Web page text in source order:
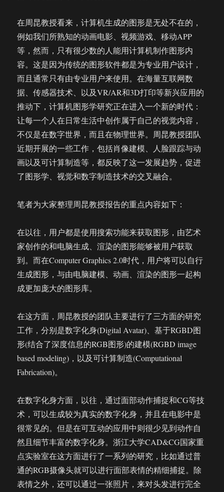
在周昆教授看来，计算机生成的图形是无处不在的，
例如我们所熟知的动画电影、视频游戏、移动APP
等，然而，只有很少数的人能用计算机制作图形内
容。这是因为传统的图形软件都是为专业用户设计，
而且通常只有由专业用户来使用。在海量互联网数
据、传感器技术、以及VR/AR和3D打印等新兴应用的
推动下，计算机图形学研究正在进入一个新的时代：
让每一个人在日常生活中创作属于自己的视觉内容，
不仅是在数字世界，而且在物理世界。周昆教授团队
近期开展的一些工作，包括肖像建模、人脸跟踪与动
画以及可计算制造等，都反映了这一发展趋势，促进
了图形学、视觉和数字制造技术的交叉融合。
笔者为大家整理周昆教授报告的重点内容如下：
在以往，用户都是使用搜索功能来获取图形，由艺术
家创作的和电脑生成、渲染的图形能够被用户获取
到。而在Computer Graphics 2.0时代，用户将可以自行
生成图形，与由电脑建模、动画、渲染的图形一起构
成更加庞大的图形库。
在这方面，周昆教授的团队主要进行了三方面的研究
工作，分别是数字化身(Digital Avatar)、基于RGBD图
形(结合了深度信息的RGB图形)的建模(RGBD image
based modeling)，以及可计算制造(Computational
Fabrication)。
在数字化身方面，以往，通过面部动作捕捉和CG等技
术，可以生成较为真实的数字化身，并且在电影中是
很常见的。但是在可互动的应用中则很少见到动作自
然且细节丰富的数字化身。浙江大学CAD&CG国家重
点实验室在这方面进行了一系列的研究，比如通过普
通的RGB摄像头就可以进行面部表情的精细捕捉。除
表情之外，还可以通过一张照片，来对头发进行完全